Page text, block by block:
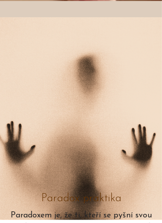
Paradox praktika
Paradoxem je, že ti, kteří se pyšní svou